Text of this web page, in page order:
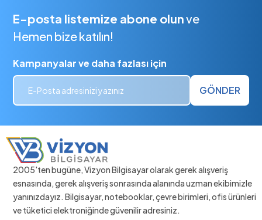
E-posta listemize abone olunve
Hemen bize katılın!
Kampanyalar ve daha fazlası için
GÖNDER
2005'ten bugüne, Vizyon Bilgisayar olarak gerek alışveriş
esnasında, gerek alışveriş sonrasında alanında uzman ekibimizle
yanınızdayız. Bilgisayar, notebooklar, çevre birimleri, ofis ürünleri
ve tüketici elektroniğinde güvenilir adresiniz.